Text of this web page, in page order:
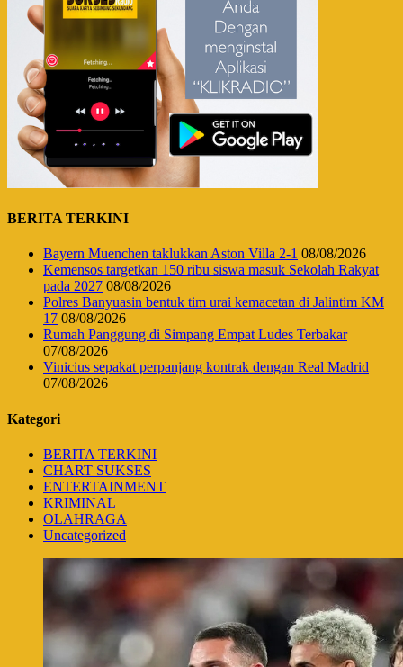
BERITA TERKINI
Bayern Muenchen taklukkan Aston Villa 2-1 08/08/2026
Kemensos targetkan 150 ribu siswa masuk Sekolah Rakyat
pada 2027 08/08/2026
Polres Banyuasin bentuk tim urai kemacetan di Jalintim KM
17 08/08/2026
Rumah Panggung di Simpang Empat Ludes Terbakar
07/08/2026
Vinicius sepakat perpanjang kontrak dengan Real Madrid
07/08/2026
Kategori
BERITA TERKINI
CHART SUKSES
ENTERTAINMENT
KRIMINAL
OLAHRAGA
Uncategorized